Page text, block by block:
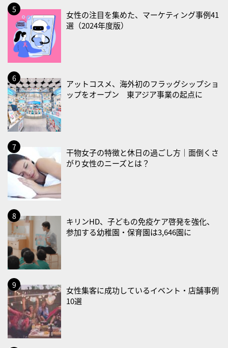
・風呂の日
2026/08/29(土)
・筋肉強化の日
2026/08/30(日)
・ＥＰＡの日
2026/08/31(月)
・菜の日
・血管内破砕術（IVL）の日
2026/09/01(火)
・がん征圧月間
・世界アルツハイマー月間
・健康増進普及月間
・歯ヂカラ探究月間
・職場の健康診断実施強化月間
・大腸がん検診の日
・防災の日
2026/09/02(水)
・がん征圧月間
・世界アルツハイマー月間
・健康増進普及月間
・歯ヂカラ探究月間
・職場の健康診断実施強化月間
女性の注目を集めた、マーケティング事例41
選（2024年度版）
アットコスメ、海外初のフラッグシップショ
ップをオープン 東アジア事業の起点に
干物女子の特徴と休日の過ごし方｜面倒くさ
がり女性のニーズとは？
キリンHD、子どもの免疫ケア啓発を強化、
参加する幼稚園・保育園は3,646園に
女性集客に成功しているイベント・店舗事例
10選